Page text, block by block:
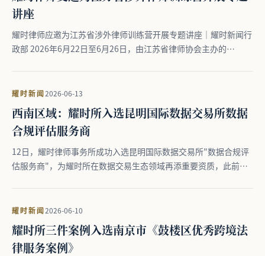
讲座
耀时律师应邀为江苏省涉外律师训练营开展专题讲座｜耀时新闻行
政部 2026年6月22日至6月26日，由江苏省律师协会主办的…
耀时新闻2026-06-13
西南区域：耀时所入选昆明国际数据交易所数据
合规评估服务商
12日，耀时律师事务所成功入选昆明国际数据交易所"数据合规评
估服务商"，为耀时所在数据交易生态领域再添重要资质，此前，
耀时新闻2026-06-10
耀时所三件案例入选南京市《鼓楼区优秀跨境法
律服务案例》